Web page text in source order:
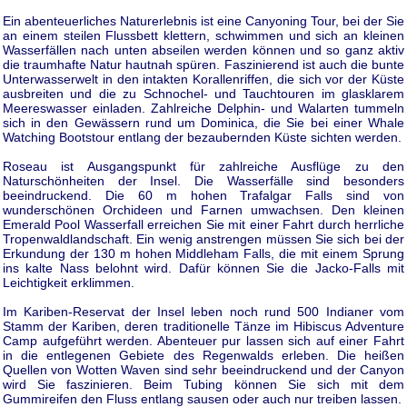
Ein abenteuerliches Naturerlebnis ist eine Canyoning Tour, bei der Sie
an einem steilen Flussbett klettern, schwimmen und sich an kleinen
Wasserfällen nach unten abseilen werden können und so ganz aktiv
die traumhafte Natur hautnah spüren. Faszinierend ist auch die bunte
Unterwasserwelt in den intakten Korallenriffen, die sich vor der Küste
ausbreiten und die zu Schnochel- und Tauchtouren im glasklarem
Meereswasser einladen. Zahlreiche Delphin- und Walarten tummeln
sich in den Gewässern rund um Dominica, die Sie bei einer Whale
Watching Bootstour entlang der bezaubernden Küste sichten werden.
Roseau ist Ausgangspunkt für zahlreiche Ausflüge zu den
Naturschönheiten der Insel. Die Wasserfälle sind besonders
beeindruckend. Die 60 m hohen Trafalgar Falls sind von
wunderschönen Orchideen und Farnen umwachsen. Den kleinen
Emerald Pool Wasserfall erreichen Sie mit einer Fahrt durch herrliche
Tropenwaldlandschaft. Ein wenig anstrengen müssen Sie sich bei der
Erkundung der 130 m hohen Middleham Falls, die mit einem Sprung
ins kalte Nass belohnt wird. Dafür können Sie die Jacko-Falls mit
Leichtigkeit erklimmen.
Im Kariben-Reservat der Insel leben noch rund 500 Indianer vom
Stamm der Kariben, deren traditionelle Tänze im Hibiscus Adventure
Camp aufgeführt werden. Abenteuer pur lassen sich auf einer Fahrt
in die entlegenen Gebiete des Regenwalds erleben. Die heißen
Quellen von Wotten Waven sind sehr beeindruckend und der Canyon
wird Sie faszinieren. Beim Tubing können Sie sich mit dem
Gummireifen den Fluss entlang sausen oder auch nur treiben lassen.